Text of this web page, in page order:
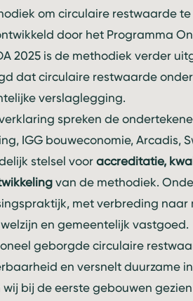
om circulaire restwaarde
door het Programma
2025 is de methodiek verder
dat circulaire restwaarde
verslaglegging.
spreken de
IGG bouweconomie, Arcadis,
stelsel voor accreditatie,
van de methodiek.
met verbreding
en gemeentelijk vastgoed.
geborgde circulaire
en versnelt duurzame
wij bij de eerste gebouwen